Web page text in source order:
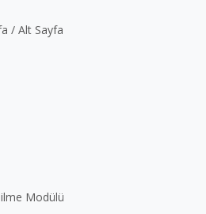
/ Alt Sayfa
Modülü